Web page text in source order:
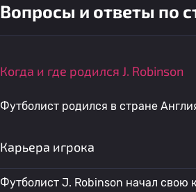
Вопросы и ответы по
Когда и где родился J. Robinson
Футболист родился в стране
Карьера игрока
Футболист J. Robinson начал свою